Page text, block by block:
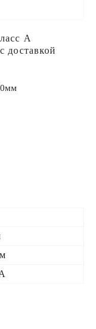
А
доставкой